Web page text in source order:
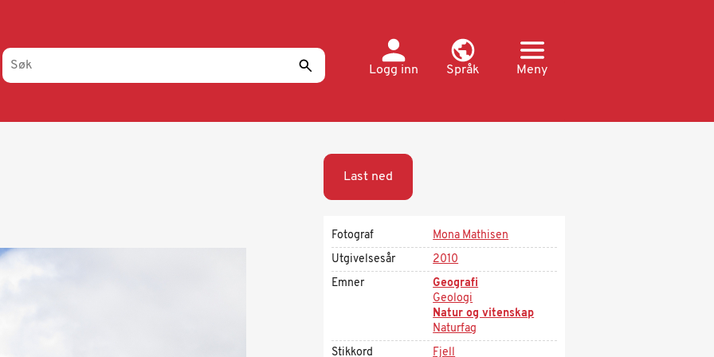
Logg inn
Språk Meny
Last ned
Fotograf
Mona Mathisen
Utgivelsesår
2010
Emner
Geografi
Geologi
Natur og vitenskap
Naturfag
Stikkord
Fjell